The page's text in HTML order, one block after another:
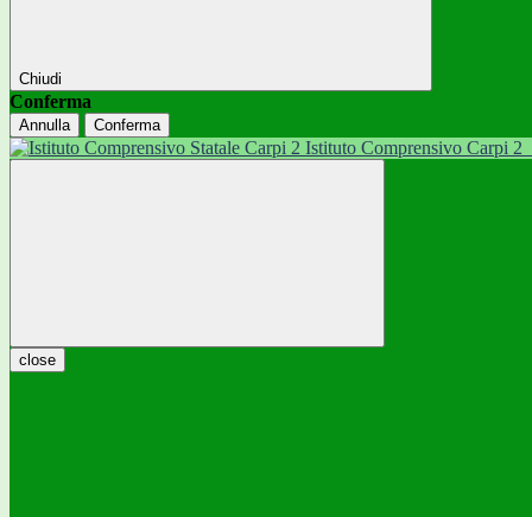
Chiudi
Conferma
Annulla Conferma
Istituto Comprensivo Carpi 2
close